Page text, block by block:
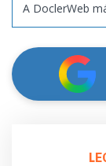
A DoclerWeb